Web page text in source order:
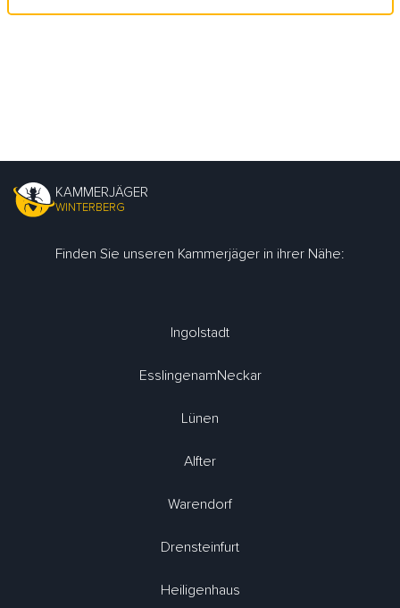
KAMMERJÄGER
WINTERBERG
Finden Sie unseren Kammerjäger in ihrer Nähe:
Ingolstadt
EsslingenamNeckar
Lünen
Alfter
Warendorf
Drensteinfurt
Heiligenhaus